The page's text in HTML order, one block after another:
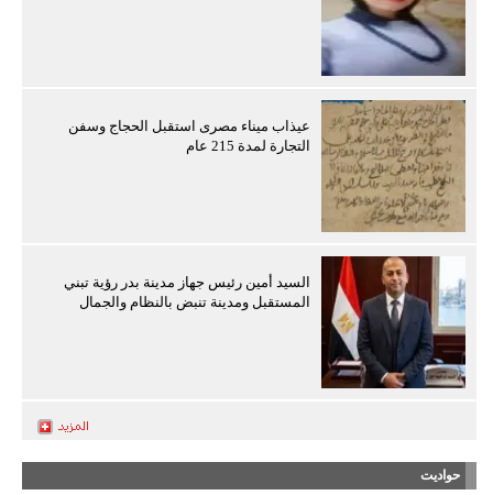
عيذاب ميناء مصرى استقبل الحجاج وسفن
التجارة لمدة 215 عام
السيد أمين رئيس جهاز مدينة بدر رؤية تبني
المستقبل ومدينة تنبض بالنظام والجمال
حواديت